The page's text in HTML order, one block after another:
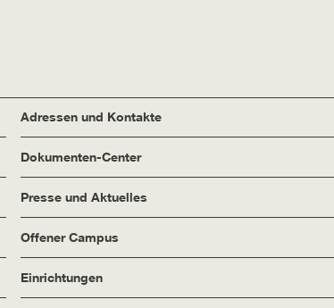
Adressen und Kontakte
Dokumenten-Center
Presse und Aktuelles
Offener Campus
Einrichtungen